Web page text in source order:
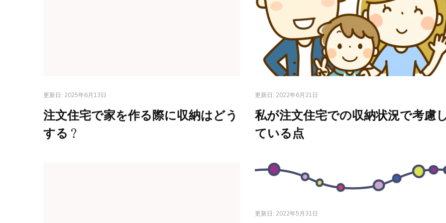
更新日: 2025年6月13日
注文住宅で家を作る際に収納はどう
する？
更新日: 2022年6月21日
私が注文住宅での収納状況で考慮
ている点
更新日: 2022年5月31日